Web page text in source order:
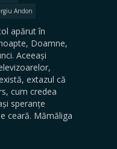
Andon
apărut în
Doamne,
Aceeași
extazul că
cum credea
speranțe
ceară. Mămăliga